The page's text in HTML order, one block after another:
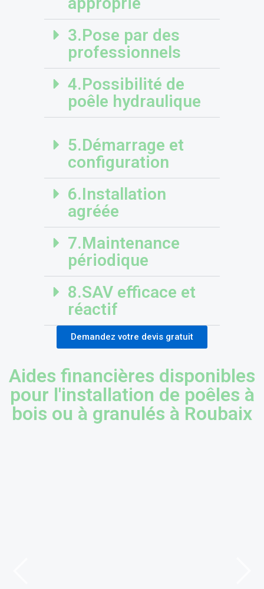
3.Pose par des
professionnels
4.Possibilité de
poêle hydraulique
5.Démarrage et
configuration
6.Installation
agréée
7.Maintenance
périodique
8.SAV efficace et
réactif
Demandez votre devis gratuit
Aides financières disponibles
pour l'installation de poêles à
bois ou à granulés à Roubaix